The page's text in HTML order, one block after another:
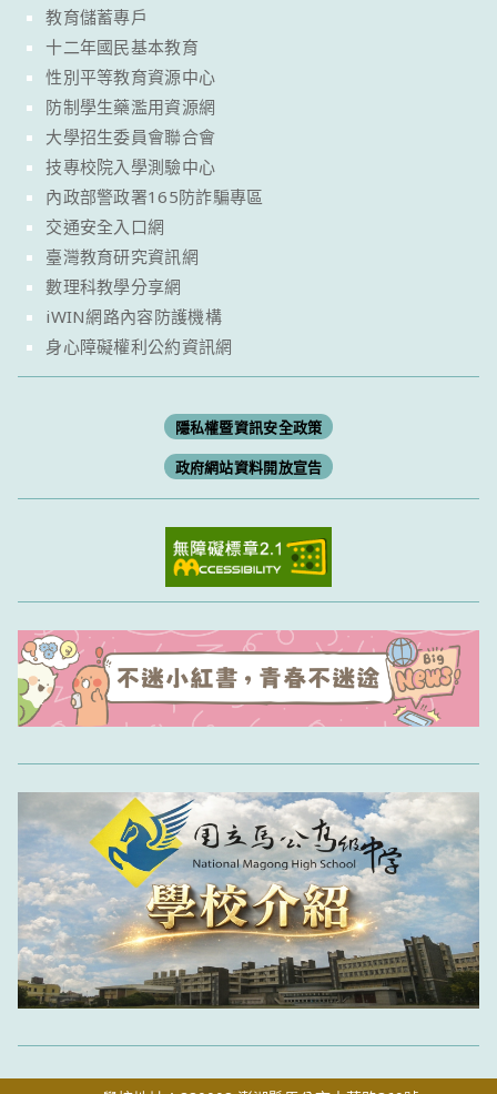
教育儲蓄專戶
十二年國民基本教育
性別平等教育資源中心
防制學生藥濫用資源網
大學招生委員會聯合會
技專校院入學測驗中心
內政部警政署165防詐騙專區
交通安全入口網
臺灣教育研究資訊網
數理科教學分享網
iWIN網路內容防護機構
身心障礙權利公約資訊網
隱私權暨資訊安全政策
政府網站資料開放宣告